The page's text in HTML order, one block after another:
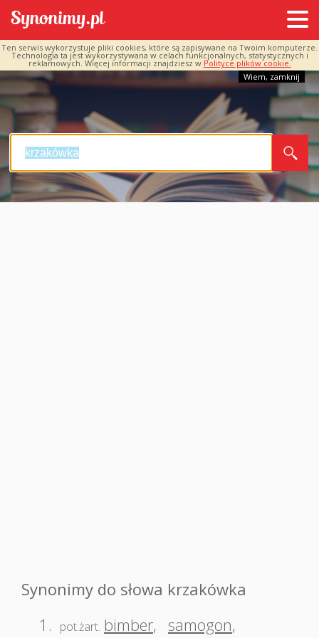
Ten serwis wykorzystuje pliki cookies, które są zapisywane na Twoim komputerze.
Technologia ta jest wykorzystywana w celach funkcjonalnych, statystycznych i
reklamowych. Więcej informacji znajdziesz w Polityce plików cookie.
Wiem, zamknij
Synonimy do słowa krzakówka
1.
pot.żart. bimber, samogon,